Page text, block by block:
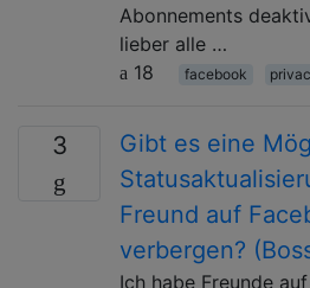
Abonnements
lieber alle …
18
facebook
3
Gibt es eine
Freund auf
verbergen?
Ich habe Freunde